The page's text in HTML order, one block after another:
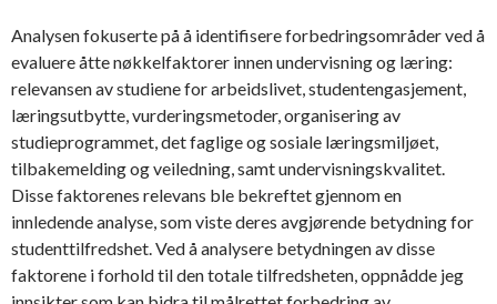
Analysen fokuserte på å identifisere forbedringsområder ved å
evaluere åtte nøkkelfaktorer innen undervisning og læring:
relevansen av studiene for arbeidslivet, studentengasjement,
læringsutbytte, vurderingsmetoder, organisering av
studieprogrammet, det faglige og sosiale læringsmiljøet,
tilbakemelding og veiledning, samt undervisningskvalitet.
Disse faktorenes relevans ble bekreftet gjennom en
innledende analyse, som viste deres avgjørende betydning for
studenttilfredshet. Ved å analysere betydningen av disse
faktorene i forhold til den totale tilfredsheten, oppnådde jeg